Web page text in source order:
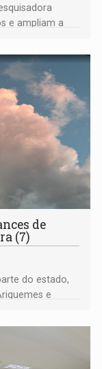
e ampliam a
de
(7)
do estado,
e